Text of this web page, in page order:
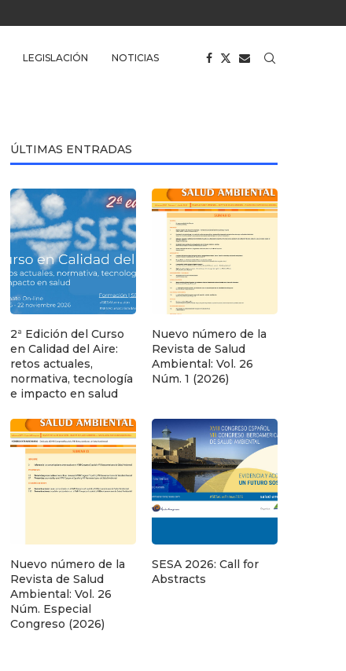
LEGISLACIÓN NOTICIAS
ÚLTIMAS ENTRADAS
2ª Edición del Curso
en Calidad del Aire:
retos actuales,
normativa, tecnología
e impacto en salud
Nuevo número de la
Revista de Salud
Ambiental: Vol. 26
Núm. 1 (2026)
Nuevo número de la
Revista de Salud
Ambiental: Vol. 26
Núm. Especial
Congreso (2026)
SESA 2026: Call for
Abstracts